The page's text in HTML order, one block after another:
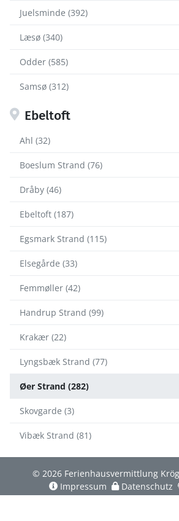
Juelsminde (392)
Læsø (340)
Odder (585)
Samsø (312)
Ebeltoft
Ahl (32)
Boeslum Strand (76)
Dråby (46)
Ebeltoft (187)
Egsmark Strand (115)
Elsegårde (33)
Femmøller (42)
Handrup Strand (99)
Krakær (22)
Lyngsbæk Strand (77)
Øer Strand (282)
Skovgarde (3)
Vibæk Strand (81)
© 2026 Ferienhausvermittlung
Impressum
Datenschutz